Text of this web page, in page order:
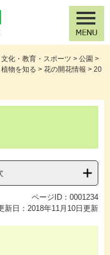
文化・教育・スポーツ > 公園 >
物を知る > 花の開花情報 > 20
ページID：0001234
新日：2018年11月10日更新